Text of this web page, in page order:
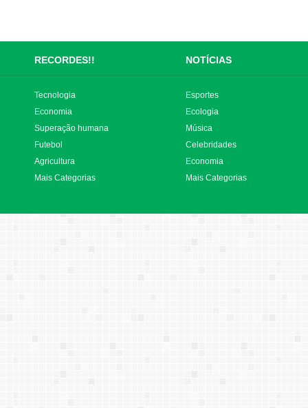
RECORDES!! NOTÍCIAS
Tecnologia
Economia
Superação humana
Futebol
Agricultura
Mais Categorias
Esportes
Ecologia
Música
Celebridades
Economia
Mais Categorias